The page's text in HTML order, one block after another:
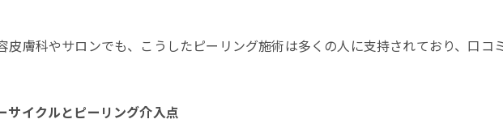
皮膚科やサロンでも、こうしたピーリング施術は多くの人に支持されており、口コ
サイクルとピーリング介入点